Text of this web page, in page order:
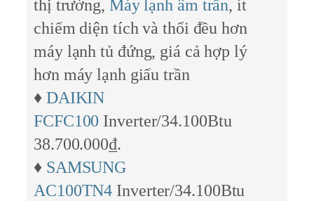
thị trường, Máy lạnh âm trần, ít
chiếm diện tích và thổi đều hơn
máy lạnh tủ đứng, giá cả hợp lý
hơn máy lạnh giấu trần
♦ DAIKIN
FCFC100 Inverter/34.100Btu
38.700.000₫.
♦ SAMSUNG
AC100TN4 Inverter/34.100Btu